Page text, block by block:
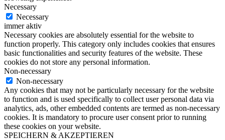
Necessary
Necessary
immer aktiv
Necessary cookies are absolutely essential for the website to
function properly. This category only includes cookies that ensures
basic functionalities and security features of the website. These
cookies do not store any personal information.
Non-necessary
Non-necessary
Any cookies that may not be particularly necessary for the website
to function and is used specifically to collect user personal data via
analytics, ads, other embedded contents are termed as non-necessary
cookies. It is mandatory to procure user consent prior to running
these cookies on your website.
SPEICHERN & AKZEPTIEREN